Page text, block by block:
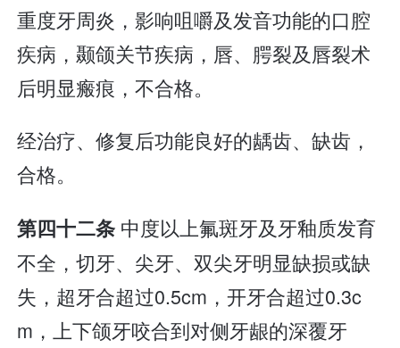
重度牙周炎，影响咀嚼及发音功能的口腔
疾病，颞颌关节疾病，唇、腭裂及唇裂术
后明显瘢痕，不合格。
经治疗、修复后功能良好的龋齿、缺齿，
合格。
第四十二条 中度以上氟斑牙及牙釉质发育
不全，切牙、尖牙、双尖牙明显缺损或缺
失，超牙合超过0.5cm，开牙合超过0.3c
m，上下颌牙咬合到对侧牙龈的深覆牙